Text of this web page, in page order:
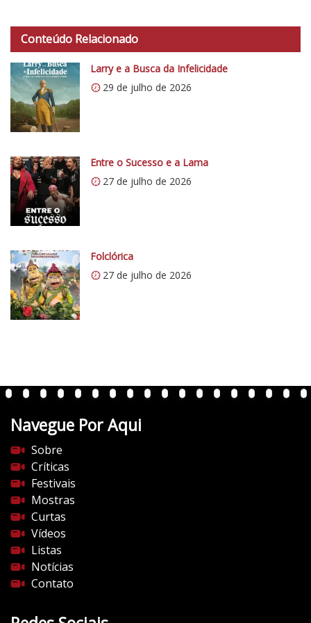
t
p
s
:
/
/
0
.
w
p
.
o
m
/
v
e
n
e
d
o
c
i
n
e
m
a
.
Conteúdo Relacionado
Larry e a Busca da Infelicidade
29 de julho de 2026
Entre o Sucesso e a Lama
27 de julho de 2026
Folclórica
27 de julho de 2026
Navegue Por Aqui
Sobre
Críticas
Festivais
Mostras
Curtas
Vídeos
Listas
Notícias
Contato